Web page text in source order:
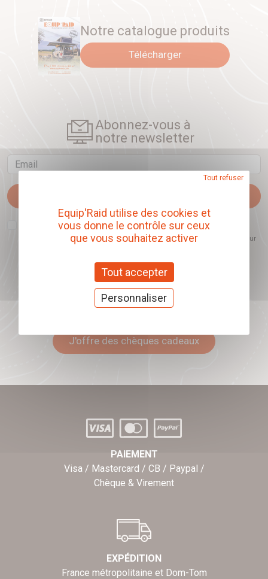
Notre catalogue produits
Télécharger
Abonnez-vous à
notre newsletter
Email
J'accepte que l'ouverture des newsletters soit mesurée, afin de mieux
comprendre les sujets qui m'intéressent et d'améliorer les contenus
proposés. Ce choix est modifiable à tout moment et reste sans incidence sur
Offrez nos chèques
J'offre des chèques cadeaux
PAIEMENT
Visa / Mastercard / CB / Paypal /
Chèque & Virement
EXPÉDITION
France métropolitaine et Dom-Tom
Equip'Raid utilise des cookies et
vous donne le contrôle sur ceux
que vous souhaitez activer
Tout accepter
Tout refuser
Personnaliser